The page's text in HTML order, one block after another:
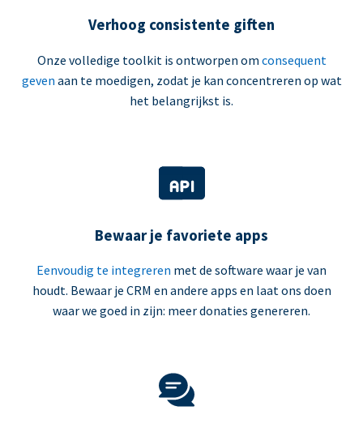
Verhoog consistente giften
Onze volledige toolkit is ontworpen om consequent
geven aan te moedigen, zodat je kan concentreren op wat
het belangrijkst is.
Bewaar je favoriete apps
Eenvoudig te integreren met de software waar je van
houdt. Bewaar je CRM en andere apps en laat ons doen
waar we goed in zijn: meer donaties genereren.